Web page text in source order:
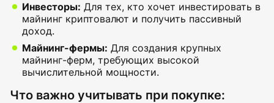
Инвесторы: Для тех, кто хочет инвестировать в
майнинг криптовалют и получить пассивный
доход.
Майнинг-фермы: Для создания крупных
майнинг-ферм, требующих высокой
вычислительной мощности.
Что важно учитывать при покупке: